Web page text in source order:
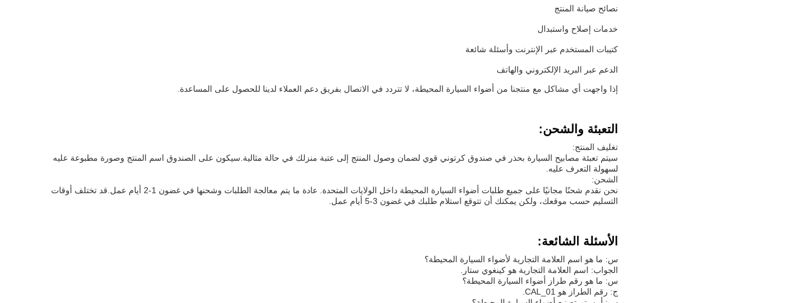
نصائح صيانة المنتج
خدمات إصلاح واستبدال
كتيبات المستخدم عبر الإنترنت وأسئلة شائعة
الدعم عبر البريد الإلكتروني والهاتف
إذا واجهت أي مشاكل مع منتجنا من أضواء السيارة المحيطة، لا تتردد في الاتصال بفريق دعم العملاء لدينا للحصول على المساعدة.
التعبئة والشحن:
تغليف المنتج:
سيتم تعبئة مصابيح السيارة بحذر في صندوق كرتوني قوي لضمان وصول المنتج إلى عتبة منزلك في حالة مثالية.سيكون على الصندوق اسم المنتج وصورة مطبوعة عليه
لسهولة التعرف عليه.
الشحن:
نحن نقدم شحنًا مجانيًا على جميع طلبات أضواء السيارة المحيطة داخل الولايات المتحدة. عادة ما يتم معالجة الطلبات وشحنها في غضون 1-2 أيام عمل.قد تختلف أوقات
التسليم حسب موقعك، ولكن يمكنك أن تتوقع استلام طلبك في غضون 3-5 أيام عمل.
الأسئلة الشائعة:
س: ما هو اسم العلامة التجارية لأضواء السيارة المحيطة؟
الجواب: اسم العلامة التجارية هو كينغوي ستار.
س: ما هو رقم طراز أضواء السيارة المحيطة؟
ج: رقم الطراز هو CAL_01.